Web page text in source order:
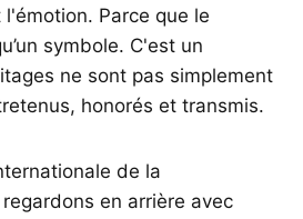
Parce que le
symbole. C'est un
ne sont pas simplement
honorés et transmis.
de la
en arrière avec